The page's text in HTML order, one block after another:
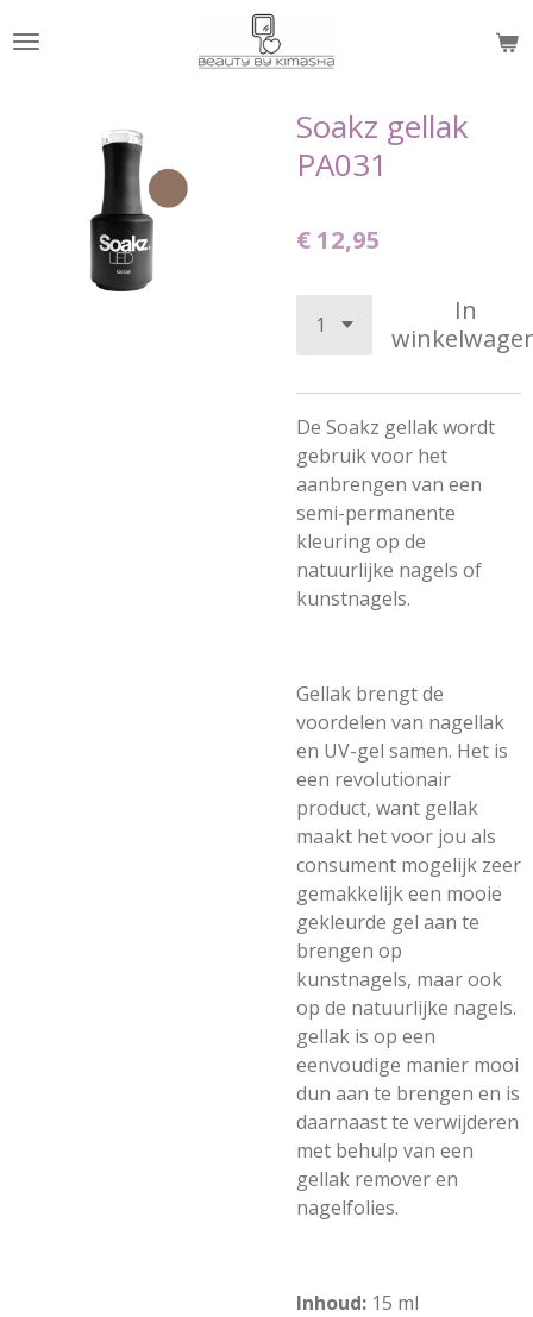
direct
hoofdinhoud
Soakz gellak
PA031
€ 12,95
In
De Soakz gellak wordt
gebruik voor het
aanbrengen van een
semi-permanente
kleuring op de
natuurlijke nagels of
kunstnagels.
Gellak brengt de
voordelen van nagellak
en UV-gel samen. Het is
een revolutionair
product, want gellak
maakt het voor jou als
consument mogelijk zeer
gemakkelijk een mooie
gekleurde gel aan te
brengen op
kunstnagels, maar ook
op de natuurlijke nagels.
gellak is op een
eenvoudige manier mooi
dun aan te brengen en is
daarnaast te verwijderen
met behulp van een
gellak remover en
nagelfolies.
Inhoud: 15 ml